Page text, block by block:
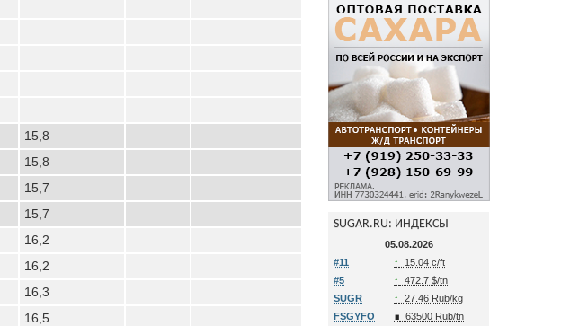
15,8
15,8
15,7
15,7
16,2
16,2
16,3
16,5
SUGAR.RU: ИНДЕКСЫ
05.08.2026
#11
↑
15.04 c/ft
#5
↑
472.7 $/tn
SUGR
↑
27.46 Rub/kg
FSGYFO
∎ 63500 Rub/tn